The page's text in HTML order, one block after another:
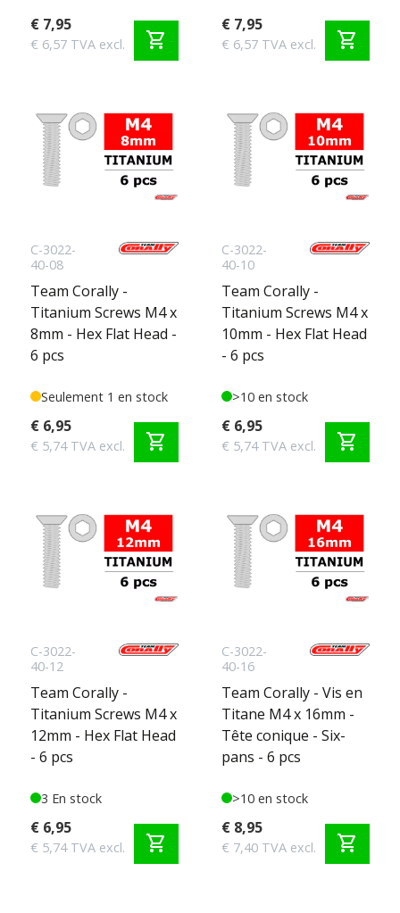
€ 7,95
€ 6,57 TVA excl. shopping_cart
€ 7,95
€ 6,57 TVA excl. shopping_cart
C-3022-
40-08
Team Corally -
Titanium Screws M4 x
8mm - Hex Flat Head -
6 pcs
Seulement 1 en stock
€ 6,95
€ 5,74 TVA excl. shopping_cart
C-3022-
40-10
Team Corally -
Titanium Screws M4 x
10mm - Hex Flat Head
- 6 pcs
>10 en stock
€ 6,95
€ 5,74 TVA excl. shopping_cart
C-3022-
40-12
Team Corally -
Titanium Screws M4 x
12mm - Hex Flat Head
- 6 pcs
3 En stock
€ 6,95
€ 5,74 TVA excl. shopping_cart
C-3022-
40-16
Team Corally - Vis en
Titane M4 x 16mm -
Tête conique - Six-
pans - 6 pcs
>10 en stock
€ 8,95
€ 7,40 TVA excl. shopping_cart